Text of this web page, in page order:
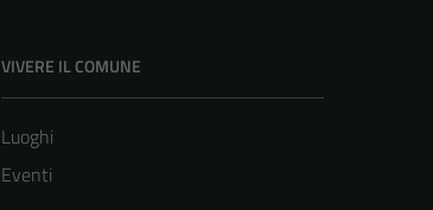
VIVERE IL COMUNE
Luoghi
Eventi